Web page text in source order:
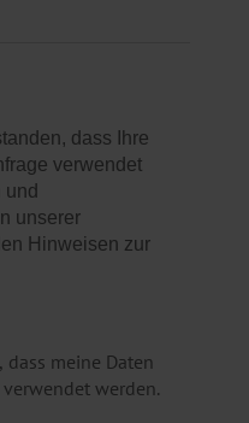
dass Ihre
verwendet
unserer
Hinweisen zur
meine Daten
werden.